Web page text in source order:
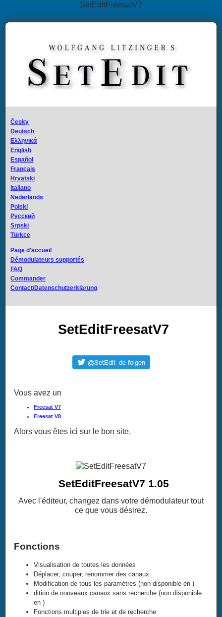
SetEditFreesatV7
Česky
Deutsch
Ελληνικά
English
Español
Français
Hrvatski
Italiano
Nederlands
Polski
Русский
Srpski
Türkce
Page d'accueil
Démodulateurs supportés
FAQ
Commander
Contact/Datenschutzerklärung
SetEditFreesatV7
Vous avez un
Freesat V7
Freesat V8
Alors vous êtes ici sur le bon site.
SetEditFreesatV7 1.05
Avec l'éditeur, changez dans votre démodulateur tout
ce que vous désirez.
Fonctions
Visualisation de toutes les données
Déplacer, couper, renommer des canaux
Modification de tous les paramètres (non disponible en)
dition de nouveaux canaux sans recherche (non disponible
en)
Fonctions multiples de trie et de recherche